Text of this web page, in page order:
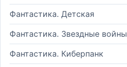
Фантастика. Детская
Фантастика. Звездные войны
Фантастика. Киберпанк